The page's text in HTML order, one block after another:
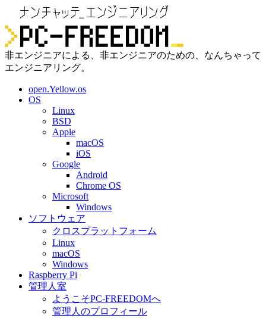
非エンジニアによる、非エンジニアのための、なんちゃって
エンジニアリング。
open.Yellow.os
OS
Linux
BSD
Apple
macOS
iOS
Google
Android
Chrome OS
Microsoft
Windows
ソフトウェア
クロスプラットフォーム
Linux
macOS
Windows
Raspberry Pi
管理人室
ようこそPC-FREEDOMへ
管理人のプロフィール